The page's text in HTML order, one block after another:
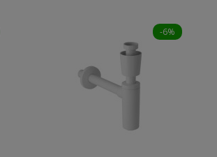
-6%